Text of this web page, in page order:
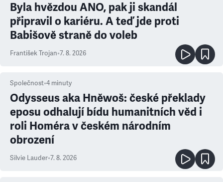
Byla hvězdou ANO, pak ji skandál
připravil o kariéru. A teď jde proti
Babišově straně do voleb
František Trojan•7. 8. 2026
Společnost•4 minuty
Odysseus aka Hněwoš: české překlady
eposu odhalují bídu humanitních věd i
roli Homéra v českém národním
obrození
Silvie Lauder•7. 8. 2026